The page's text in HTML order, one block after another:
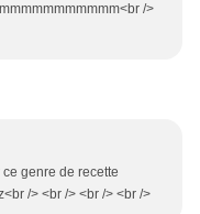
/>
genre de recette
/> <br /> <br /> <br />